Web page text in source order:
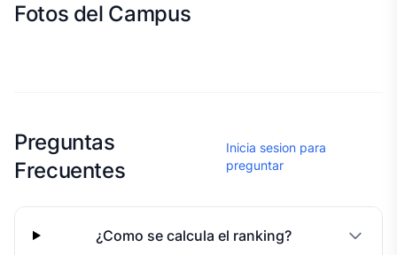
Fotos del Campus
Preguntas
Frecuentes
Inicia sesion para
preguntar
¿Como se calcula el ranking?